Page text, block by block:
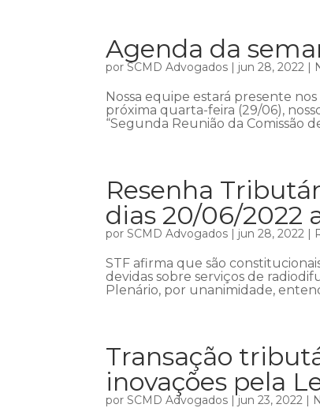
Agenda da
porSCMD Advogados | jun 28, 2022 |
Nossa equipe estará presente
próxima quarta-feira (29/06),
“Segunda Reunião da Comissão
Resenha
dias 20/06/2022
porSCMD Advogados | jun 28, 2022 |
STF afirma que são
devidas sobre serviços de
Plenário, por unanimidade,
Transação
inovações pela
porSCMD Advogados |jun 23, 2022 |